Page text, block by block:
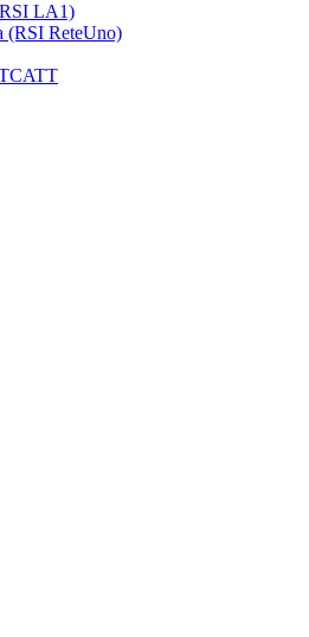
LA1)
(RSI ReteUno)